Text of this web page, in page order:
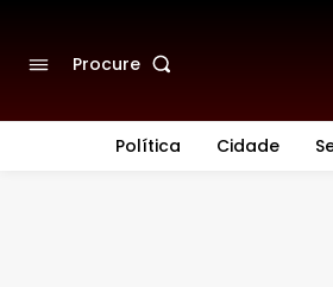
Procure
Política Cidade